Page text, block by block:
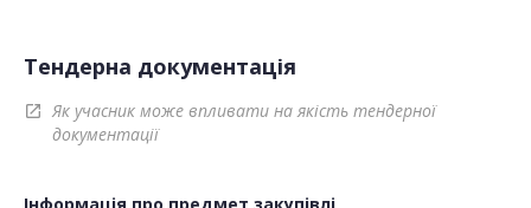
Тендерна документація
open_in_new
Як учасник може впливати на якість тендерної
документації